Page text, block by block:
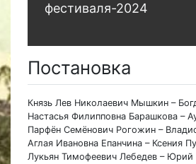
фестиваля-2024
Постановка
Князь Лев Николаевич Мышкин –
Настасья Филипповна Барашкова –
Парфён Семёнович Рогожин –
Аглая Ивановна Епанчина – Ксения
Лукьян Тимофеевич Лебедев –